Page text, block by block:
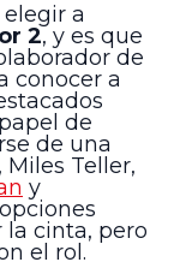
a
2, y es que
de
conocer a
de
de una
, Miles Teller,
y
cinta, pero
el rol.